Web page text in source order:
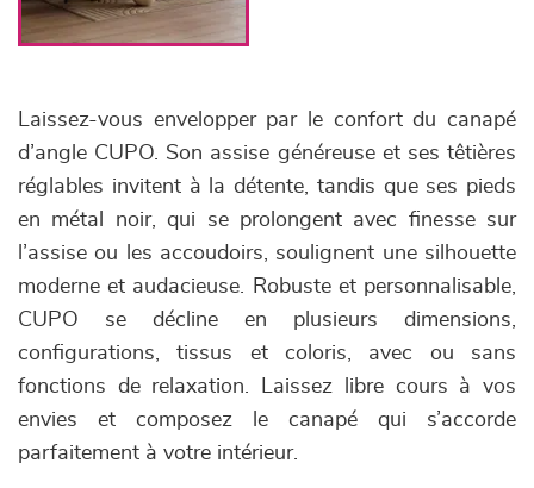
Laissez-vous envelopper par le confort du canapé
d’angle CUPO. Son assise généreuse et ses têtières
réglables invitent à la détente, tandis que ses pieds
en métal noir, qui se prolongent avec finesse sur
l’assise ou les accoudoirs, soulignent une silhouette
moderne et audacieuse. Robuste et personnalisable,
CUPO se décline en plusieurs dimensions,
configurations, tissus et coloris, avec ou sans
fonctions de relaxation. Laissez libre cours à vos
envies et composez le canapé qui s’accorde
parfaitement à votre intérieur.